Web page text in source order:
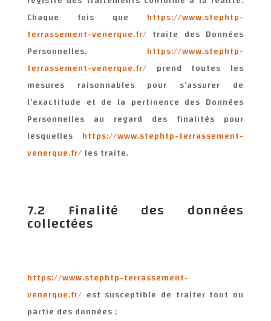
Chaque fois que
https://www.stephtp-
terrassement-venerque.fr/ traite des Données
Personnelles,
https://www.stephtp-
terrassement-venerque.fr/
prend toutes les
mesures raisonnables pour s’assurer de
l’exactitude et de la pertinence des Données
Personnelles au regard des finalités pour
lesquelles
https://www.stephtp-terrassement-
venerque.fr/ les traite.
7.2 Finalité des données
collectées
https://www.stephtp-terrassement-
venerque.fr/ est susceptible de traiter tout ou
partie des données :